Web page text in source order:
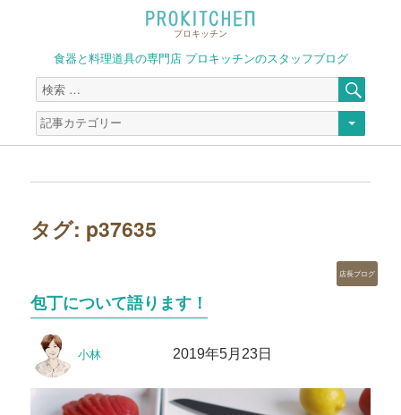
プロキッチン
食器と料理道具の専門店 プロキッチンのスタッフブログ
検
索
対
象:
索
タグ: p37635
包丁について語ります！
稿
小林稿
2019年5月23日
カ
テ
店長ブログ